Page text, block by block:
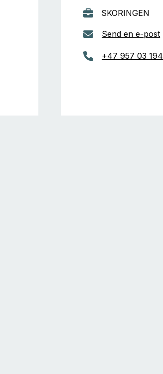
SKORINGEN
Send en e-post
+47 957 03 194